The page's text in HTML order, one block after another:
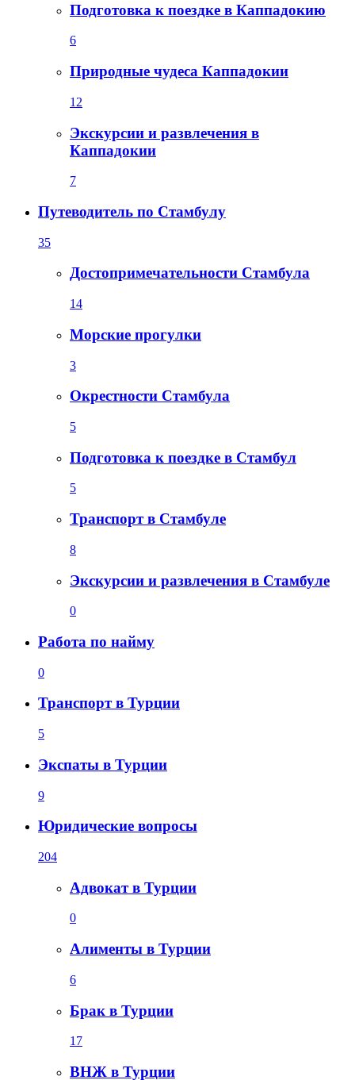
Подготовка к поездке в Каппадокию
6
Природные чудеса Каппадокии
12
Экскурсии и развлечения в
Каппадокии
7
Путеводитель по Стамбулу
35
Достопримечательности Стамбула
14
Морские прогулки
3
Окрестности Стамбула
5
Подготовка к поездке в Стамбул
5
Транспорт в Стамбуле
8
Экскурсии и развлечения в Стамбуле
0
Работа по найму
0
Транспорт в Турции
5
Экспаты в Турции
9
Юридические вопросы
204
Адвокат в Турции
0
Алименты в Турции
6
Брак в Турции
17
ВНЖ в Турции